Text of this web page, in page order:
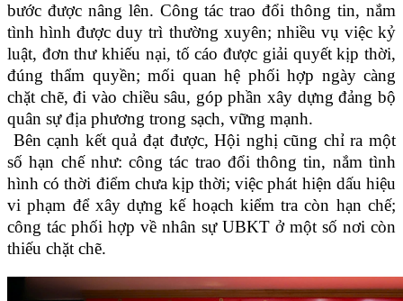
bước được nâng lên. Công tác trao đổi thông tin, nắm
tình hình được duy trì thường xuyên; nhiều vụ việc kỷ
luật, đơn thư khiếu nại, tố cáo được giải quyết kịp thời,
đúng thẩm quyền; mối quan hệ phối hợp ngày càng
chặt chẽ, đi vào chiều sâu, góp phần xây dựng đảng bộ
quân sự địa phương trong sạch, vững mạnh.
Bên cạnh kết quả đạt được, Hội nghị cũng chỉ ra một
số hạn chế như: công tác trao đổi thông tin, nắm tình
hình có thời điểm chưa kịp thời; việc phát hiện dấu hiệu
vi phạm để xây dựng kế hoạch kiểm tra còn hạn chế;
công tác phối hợp về nhân sự UBKT ở một số nơi còn
thiếu chặt chẽ.